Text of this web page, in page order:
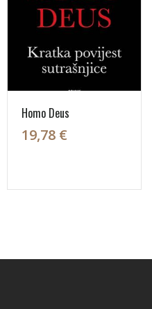
Homo Deus
19,78 €